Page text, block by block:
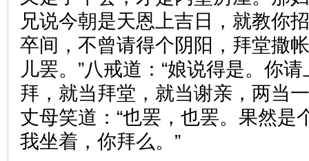
兄说今朝是天恩上吉日，就教你
卒间，不曾请得个阴阳，拜堂撒
儿罢。”八戒道：“娘说得是。你
拜，就当拜堂，就当谢亲，两当
丈母笑道：“也罢，也罢。果然是
我坐着，你拜么。”